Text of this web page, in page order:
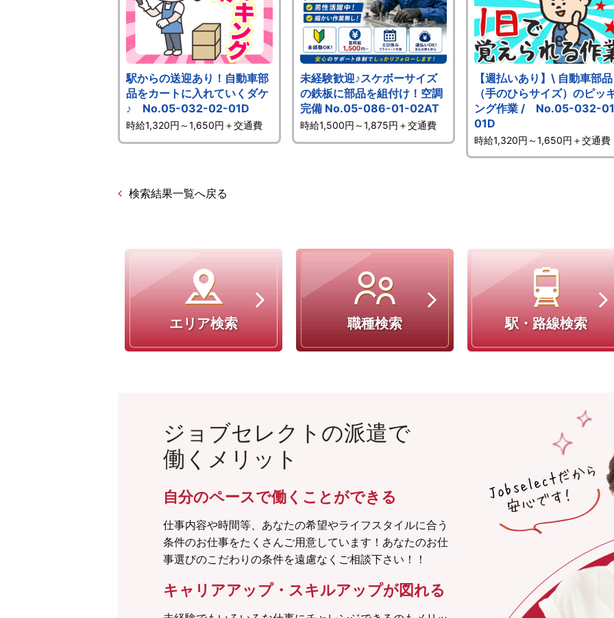
駅からの送迎あり！自動車部
品をカートに入れていくダケ
♪ No.05-032-02-01D
時給1,320円～1,650円＋交通費
未経験歓迎♪スケボーサイズ
の鉄板に部品を組付け！空調
完備 No.05-086-01-02AT
時給1,500円～1,875円＋交通費
【週払いあり】\ 自動車部品
（手のひらサイズ）のピッ
ング作業 / No.05-032-
01D
時給1,320円～1,650円＋交通費
検索結果一覧へ戻る
エリア検索 職種検索 駅・路線検索
ジョブセレクトの派遣で
働くメリット
自分のペースで働くことができる
仕事内容や時間等、あなたの希望やライフスタイルに合う
条件のお仕事をたくさんご用意しています！あなたのお仕
事選びのこだわりの条件を遠慮なくご相談下さい！！
キャリアアップ・スキルアップが図れる